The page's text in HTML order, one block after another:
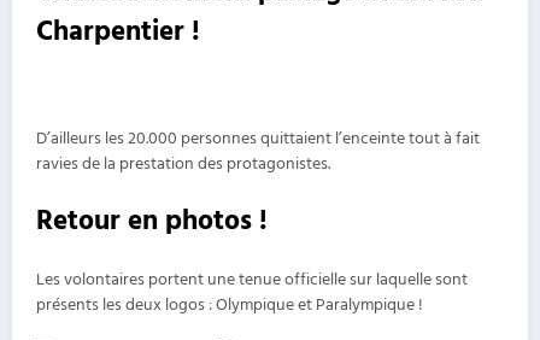
Charpentier !
D’ailleurs les 20.000 personnes quittaient l’enceinte tout à fait
ravies de la prestation des protagonistes.
Retour en photos !
Les volontaires portent une tenue officielle sur laquelle sont
présents les deux logos : Olympique et Paralympique !